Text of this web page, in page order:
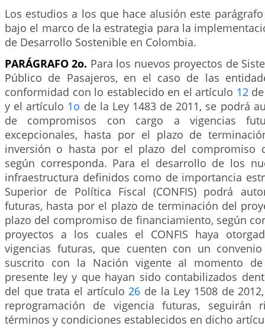
Los estudios a los que hace alusión este
bajo el marco de la estrategia para la
de Desarrollo Sostenible en Colombia.
PARÁGRAFO 2o. Para los nuevos proyectos de
Público de Pasajeros, en el caso de las
conformidad con lo establecido en el artículo 12de
y el artículo 1o de la Ley 1483 de 2011, se podrá
de compromisos con cargo a vigencias
excepcionales, hasta por el plazo de
inversión o hasta por el plazo del compromiso
según corresponda. Para el desarrollo de los
infraestructura definidos como de importancia
Superior de Política Fiscal (CONFIS) podrá
futuras, hasta por el plazo de terminación del
plazo del compromiso de financiamiento, según
proyectos a los cuales el CONFIS haya
vigencias futuras, que cuenten con un
suscrito con la Nación vigente al momento
presente ley y que hayan sido contabilizados
del que trata el artículo26 de la Ley 1508 de
reprogramación de vigencia futuras, seguirán
términos y condiciones establecidos en dicho